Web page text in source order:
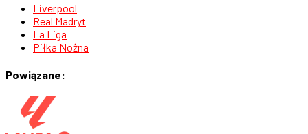
Liverpool
Real Madryt
La Liga
Piłka Nożna
Powiązane: